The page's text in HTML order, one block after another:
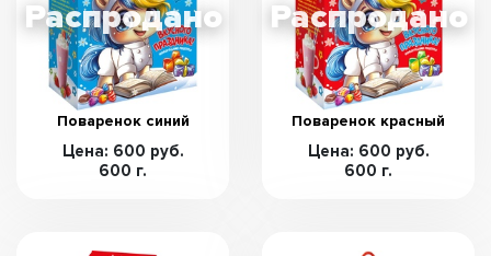
Поваренок синий
Цена: 600 руб.
600 г.
Поваренок красный
Цена: 600 руб.
600 г.